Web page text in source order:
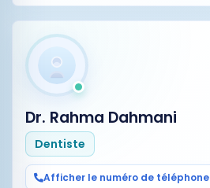
Dr. Rahma Dahmani
Dentiste
Afficher le numéro de téléphone